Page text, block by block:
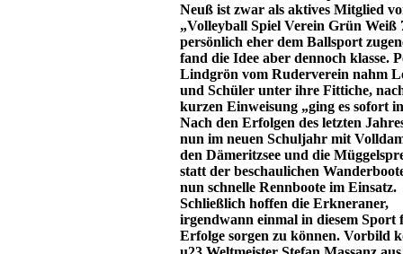
Neuß ist zwar als aktives Mitglied
„Volleyball Spiel Verein Grün Weiß
persönlich eher dem Ballsport
fand die Idee aber dennoch klasse.
Lindgrön vom Ruderverein nahm
und Schüler unter ihre Fittiche,
kurzen Einweisung „ging es sofort
Nach den Erfolgen des letzten
nun im neuen Schuljahr mit
den Dämeritzsee und die
statt der beschaulichen
nun schnelle Rennboote im Einsatz.
Schließlich hoffen die Erkneraner,
irgendwann einmal in diesem Sport
Erfolge sorgen zu können. Vorbild